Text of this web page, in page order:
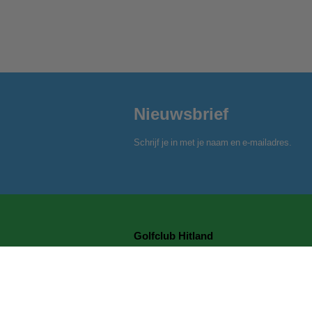
Nieuwsbrief
Schrijf je in met je naam en e-mailadres.
Golfclub Hitland